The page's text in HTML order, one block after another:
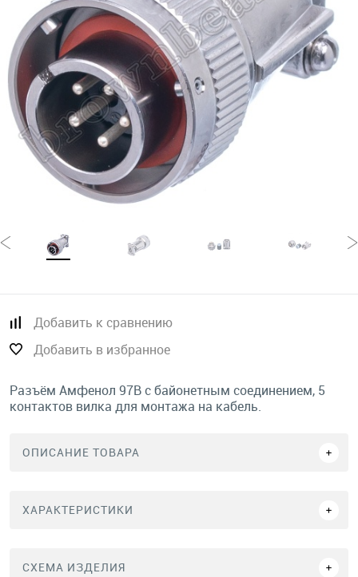
Добавить к сравнению
Добавить в избранное
Разъём Амфенол 97B с байонетным соединением, 5
контактов вилка для монтажа на кабель.
ОПИСАНИЕ ТОВАРА
ХАРАКТЕРИСТИКИ
СХЕМА ИЗДЕЛИЯ